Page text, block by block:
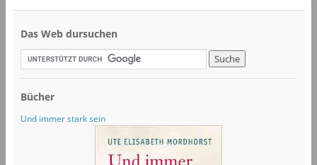
Das Web dursuchen
Bücher
Und immer stark sein